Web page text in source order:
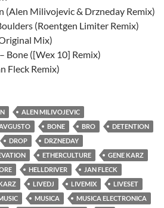
(Alen Milivojevic & Drzneday Remix)
(Roentgen Limiter Remix)
Mix)
Bone ([Wex 10] Remix)
Fleck Remix)
ALEN MILIVOJEVIC
BONE BRO
DETENTION
DROP
DRZNEDAY
ETHERCULTURE
GENE KARZ
HELLDRIVER
JAN FLECK
LIVEDJ LIVEMIX
LIVESET
MUSICA
MUSICA ELECTRONICA